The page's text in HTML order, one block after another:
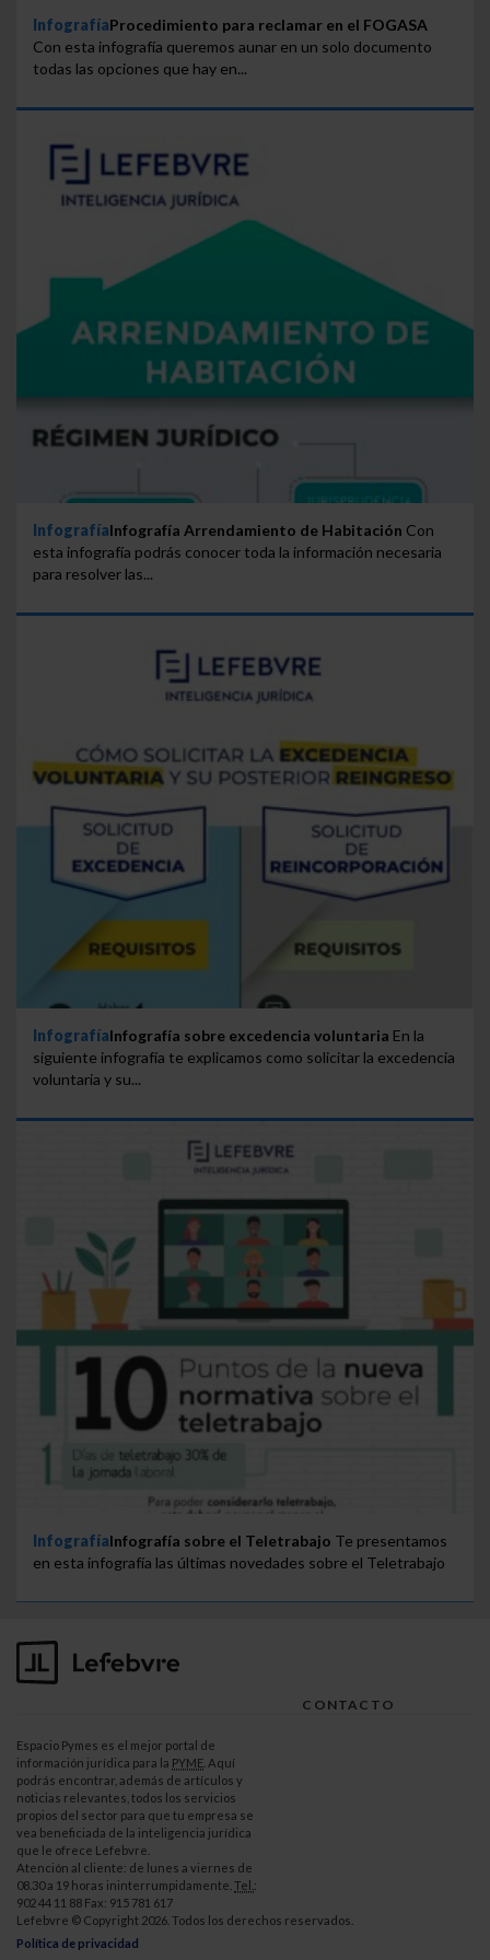
InfografíaProcedimiento para reclamar en el FOGASA
Con esta infografía queremos aunar en un solo documento
todas las opciones que hay en...
InfografíaInfografía Arrendamiento de Habitación Con
esta infografía podrás conocer toda la información necesaria
para resolver las...
InfografíaInfografía sobre excedencia voluntaria En la
siguiente infografía te explicamos como solicitar la excedencia
voluntaria y su...
InfografíaInfografía sobre el Teletrabajo Te presentamos
en esta infografía las últimas novedades sobre el Teletrabajo
CONTACTO
Espacio Pymes es el mejor portal de
información jurídica para la PYME . Aquí
podrás encontrar, además de artículos y
noticias relevantes, todos los servicios
propios del sector para que tu empresa se
vea beneficiada de la inteligencia jurídica
que le ofrece Lefebvre.
Atención al cliente: de lunes a viernes de
08.30 a 19 horas ininterrumpidamente. Tel. :
902 44 11 88 Fax: 915 781 617
Lefebvre © Copyright 2026. Todos los derechos reservados.
Política de privacidad